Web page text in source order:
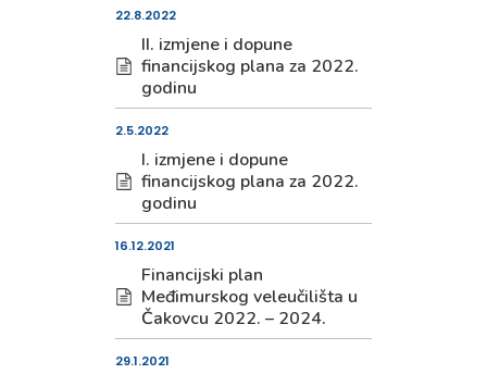
22.8.2022
II. izmjene i dopune
financijskog plana za 2022.
godinu
2.5.2022
I. izmjene i dopune
financijskog plana za 2022.
godinu
16.12.2021
Financijski plan
Međimurskog veleučilišta u
Čakovcu 2022. – 2024.
29.1.2021